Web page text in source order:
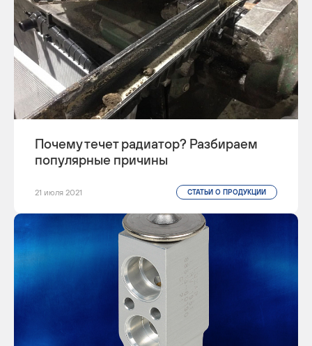
Почему течет радиатор? Разбираем
популярные причины
21 июля 2021 СТАТЬИ О ПРОДУКЦИИ